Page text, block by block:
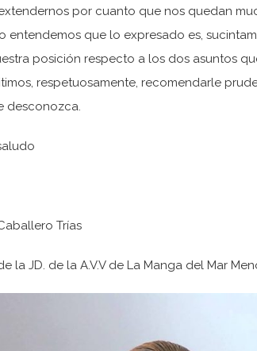
por cuanto que nos quedan
entendemos que lo expresado es,
posición respecto a los dos asuntos
respetuosamente, recomendarle
desconozca.
Trías
la JD. de la A.V.V de La Manga del Mar